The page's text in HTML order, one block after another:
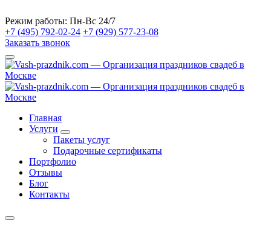
Режим работы: Пн-Вс 24/7
+7 (495) 792-02-24 +7 (929) 577-23-08
Заказать звонок
Главная
Услуги
Пакеты услуг
Подарочные сертификаты
Портфолио
Отзывы
Блог
Контакты